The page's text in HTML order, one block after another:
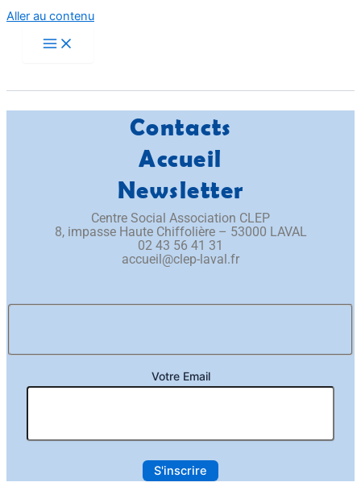
Aller au contenu
Contacts
Accueil
Newsletter
Centre Social Association CLEP
​8, impasse Haute Chiffolière – 53000 LAVAL​
02 43 56 41 31
accueil@clep-laval.fr
Votre Email